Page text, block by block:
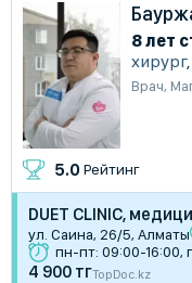
8 лет
хирург,
Врач,
5.0 Рейтинг
DUET CLINIC,
​ул. Саина, 26/5, Алматы
пн-пт: 09:00-16:00,
4 900 тгTopDoc.kz